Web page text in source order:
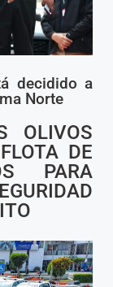
decidido a
Norte
OLIVOS
DE
PARA